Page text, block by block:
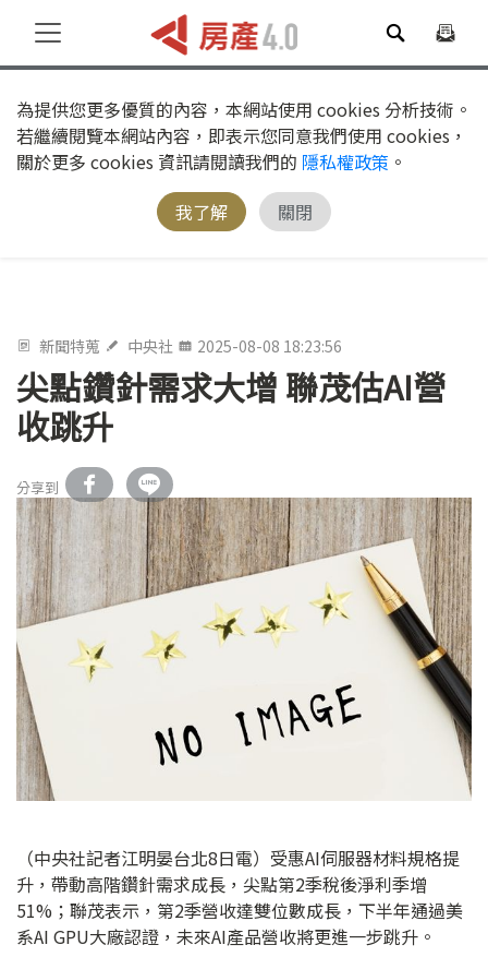
為提供您更多優質的內容，本網站使用 cookies 分析技術。
若繼續閱覽本網站內容，即表示您同意我們使用 cookies，
關於更多 cookies 資訊請閱讀我們的 隱私權政策 。
我了解
關閉
新聞特蒐 中央社 2025-08-08 18:23:56
尖點鑽針需求大增 聯茂估AI營
收跳升
分享到
（中央社記者江明晏台北8日電）受惠AI伺服器材料規格提
升，帶動高階鑽針需求成長，尖點第2季稅後淨利季增
51%；聯茂表示，第2季營收達雙位數成長，下半年通過美
系AI GPU大廠認證，未來AI產品營收將更進一步跳升。